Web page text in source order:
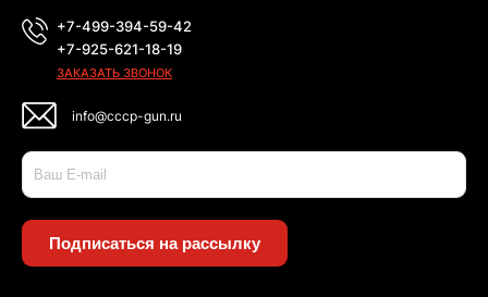
+7-499-394-59-42
+7-925-621-18-19
ЗАКАЗАТЬ ЗВОНОК
info@cccp-gun.ru
Подписаться на рассылку